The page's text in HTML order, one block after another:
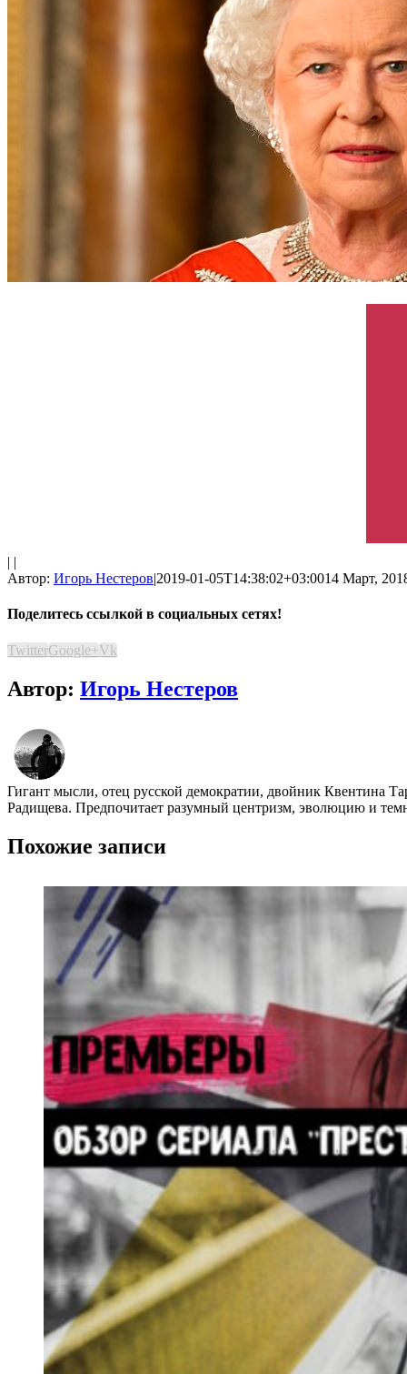
| |
Автор: Игорь Нестеров|2019-01-05T14:38:02+03:0014 Март,
Поделитесь ссылкой в социальных сетях!
TwitterGoogle+Vk
Автор: Игорь Нестеров
Гигант мысли, отец русской демократии, двойник Квентина
Радищева. Предпочитает разумный центризм, эволюцию и
Похожие записи